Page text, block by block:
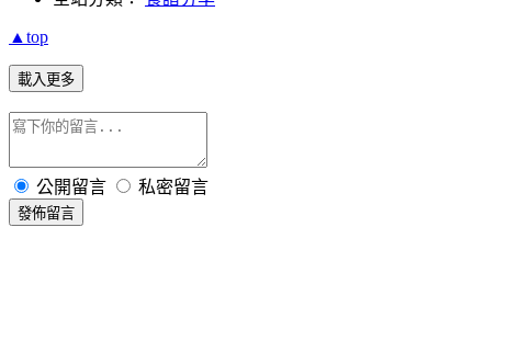
▲top
載入更多
公開留言 私密留言
發佈留言